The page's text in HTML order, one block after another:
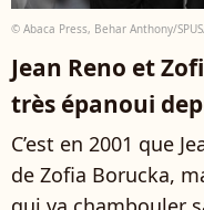
© Abaca Press, Behar Anthony/
Jean Reno et
très épanoui
C’est en 2001 que
de Zofia Borucka,